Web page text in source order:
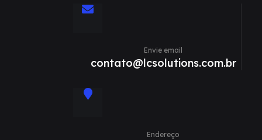
Envie email
contato@lcsolutions.com.br
Endereço